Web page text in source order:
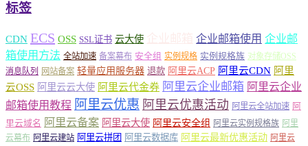
标签
CDN ECS OSS SSL证书 云大使 企业邮箱使用 企业邮
箱使用方法 全站加速 备案幕布 安全组 实例规格 实例规格族 对象存储OSS
消息队列
网站备案 轻量应用服务器 退款 阿里云ACP 阿里云CDN 阿里
云OSS 阿里云云大使 阿里云代金券 阿里云企业邮箱 阿里云企业
邮箱使用教程 阿里云优惠 阿里云优惠活动 阿里云全站加速 阿
里云域名 阿里云备案 阿里云大使 阿里云安全组 阿里云实例规格族 阿里
云幕布 阿里云建站 阿里云拼团 阿里云数据库 阿里云最新优惠活动 阿里云